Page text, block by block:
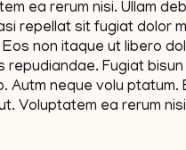
ea rerum nisi. Ullam
repellat sit fugiat dolor
Eos non itaque ut libero
repudiandae. Fugiat
Autm neque volu ptatum.
Voluptatem ea rerum